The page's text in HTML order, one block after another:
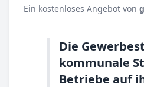
Ein kostenloses Angebot von
Die
kommunale
Betriebe auf